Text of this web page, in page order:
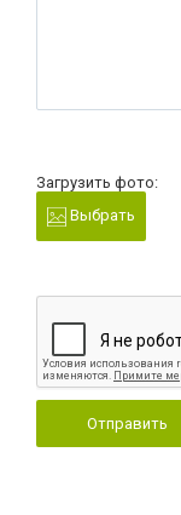
Загрузить фото:
Выбрать
Отправить